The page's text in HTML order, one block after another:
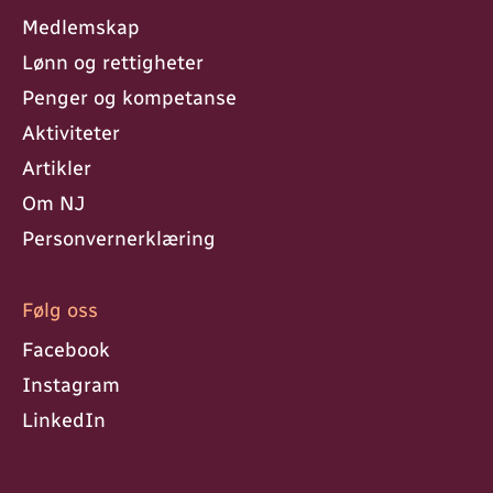
Medlemskap
Lønn og rettigheter
Penger og kompetanse
Aktiviteter
Artikler
Om NJ
Personvern­erklæring
Følg oss
Facebook
Instagram
LinkedIn